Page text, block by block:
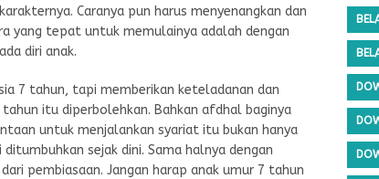
Caranya pun harus menyenangkan dan
yang tepat untuk memulainya adalah dengan
diri anak.
7 tahun, tapi memberikan keteladanan dan
itu diperbolehkan. Bahkan afdhal baginya
untuk menjalankan syariat itu bukan hanya
sejak dini. Sama halnya dengan
pembiasaan. Jangan harap anak umur 7 tahun